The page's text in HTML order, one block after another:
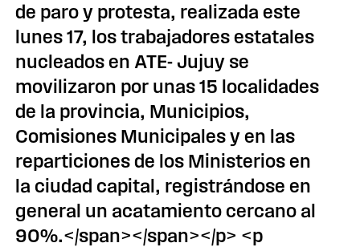
de paro y protesta, realizada este
lunes 17, los trabajadores estatales
nucleados en ATE- Jujuy se
movilizaron por unas 15 localidades
de la provincia, Municipios,
Comisiones Municipales y en las
reparticiones de los Ministerios en
la ciudad capital, registrándose en
general un acatamiento cercano al
90%.</span></span></p> <p